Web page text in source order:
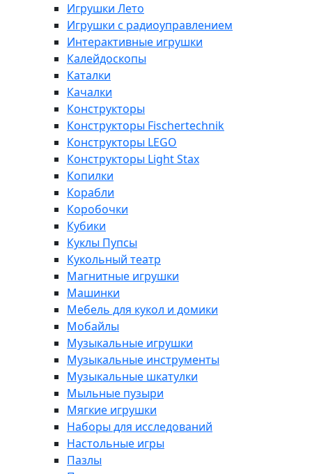
Игрушки Лето
Игрушки с радиоуправлением
Интерактивные игрушки
Калейдоскопы
Каталки
Качалки
Конструкторы
Конструкторы Fisсhertechnik
Конструкторы LEGO
Конструкторы Light Stax
Копилки
Корабли
Коробочки
Кубики
Куклы Пупсы
Кукольный театр
Магнитные игрушки
Машинки
Мебель для кукол и домики
Мобайлы
Музыкальные игрушки
Музыкальные инструменты
Музыкальные шкатулки
Мыльные пузыри
Мягкие игрушки
Наборы для исследований
Настольные игры
Пазлы